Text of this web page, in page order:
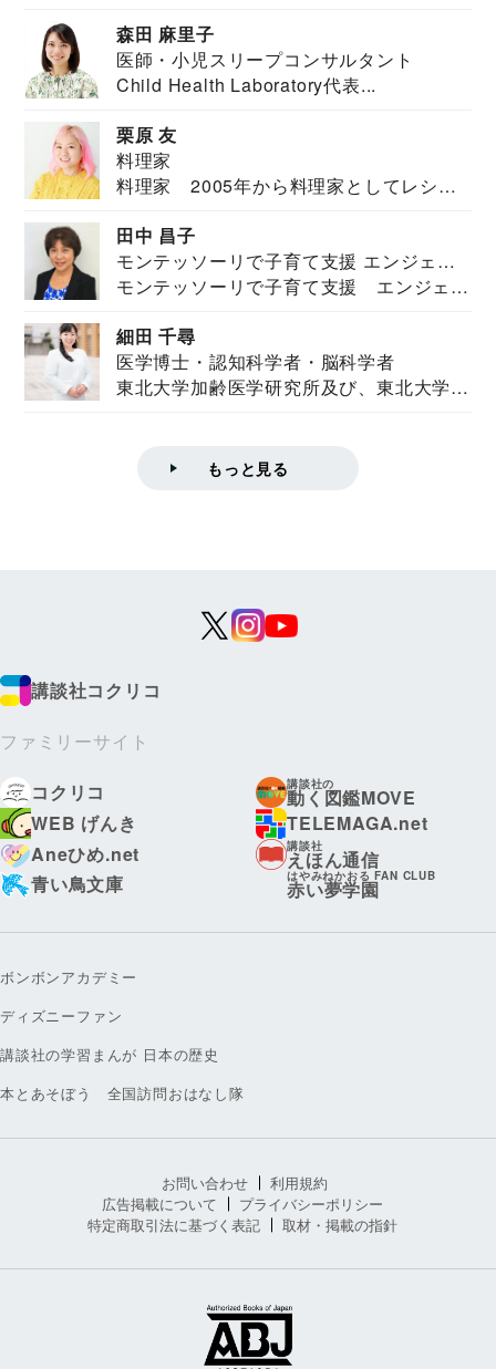
森田 麻里子
医師・小児スリープコンサルタント
Child Health Laboratory代表...
栗原 友
料理家
料理家 2005年から料理家としてレシピ
田中 昌子
モンテッソーリで子育て支援 エンジェル
ズハウス研究所所長
モンテッソーリで子育て支援 エンジェル
細田 千尋
医学博士・認知科学者・脳科学者
東北大学加齢医学研究所及び、東北大学大
もっと見る
講談社コクリコ
ファミリーサイト
コクリコ
講談社の
動く図鑑MOVE
WEB げんき
TELEMAGA.net
Aneひめ.net
講談社
えほん通信
青い鳥文庫
はやみねかおる FAN CLUB
赤い夢学園
ボンボンアカデミー
ディズニーファン
講談社の学習まんが 日本の歴史
本とあそぼう 全国訪問おはなし隊
お問い合わせ
利用規約
広告掲載について
プライバシーポリシー
特定商取引法に基づく表記
取材・掲載の指針